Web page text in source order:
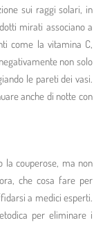
sui raggi solari, in
mirati associano a
come la vitamina C,
non solo
le pareti dei vasi.
anche di notte con
la couperose, ma non
che cosa fare per
a medici esperti.
per eliminare i